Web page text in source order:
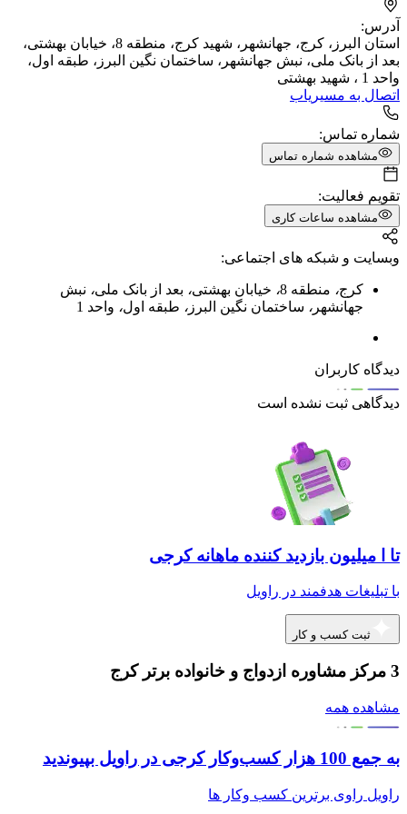
آدرس:
استان البرز، کرج، جهانشهر، شهید کرج، منطقه 8، خیابان بهشتی،
بعد از بانک ملی، نبش جهانشهر، ساختمان نگین البرز، طبقه اول،
واحد 1 ، شهید بهشتى
اتصال به مسیریاب
شماره تماس:
مشاهده شماره تماس
تقویم فعالیت:
مشاهده ساعات کاری
وبسایت و شبکه های اجتماعی:
کرج، منطقه 8 ، خیابان بهشتی، بعد از بانک ملی، نبش
جهانشهر ، ساختمان نگین البرز ، طبقه اول، واحد 1
دیدگاه کاربران
دیدگاهی ثبت نشده است
تا ا میلیون بازدید کننده ماهانه کرجی
با تبلیغات هدفمند در راویل
ثبت کسب و کار
3 مرکز مشاوره ازدواج و خانواده برتر کرج
مشاهده همه
به جمع 100 هزار کسب‌وکار کرجی در راویل بپیوندید
راویل راوی برترین کسب وکار ها